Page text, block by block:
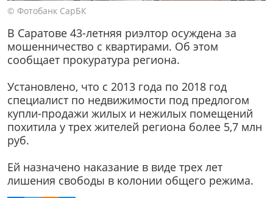
© Фотобанк СарБК
В Саратове 43-летняя риэлтор осуждена за
мошенничество с квартирами. Об этом
сообщает прокуратура региона.
Установлено, что с 2013 года по 2018 год
специалист по недвижимости под предлогом
купли-продажи жилых и нежилых помещений
похитила у трех жителей региона более 5,7 млн
руб.
Ей назначено наказание в виде трех лет
лишения свободы в колонии общего режима.